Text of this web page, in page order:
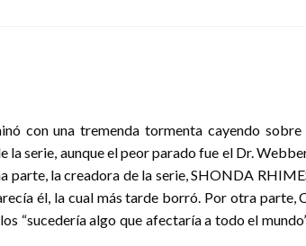
con una tremenda tormenta cayendo sobre
serie, aunque el peor parado fue el Dr.
parte, la creadora de la serie, SHONDA
él, la cual más tarde borró. Por otra parte,
“sucedería algo que afectaría a todo el